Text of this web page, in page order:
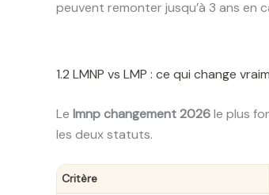
peuvent remonter jusqu’à 3 ans en
1.2 LMNP vs LMP : ce qui change
Le lmnp changement 2026le plus
les deux statuts.
Critère